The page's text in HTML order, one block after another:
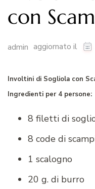
con
admin aggiornato il
Involtini di Sogliola con
Ingredienti per 4 persone:
8 filetti di
8 code di
1 scalogno
20 g. di burro